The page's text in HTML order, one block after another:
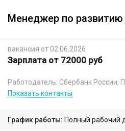
Менеджер по развитию
вакансия от 02.06.2026
Зарплата от 72000 руб
Работодатель: Сбербанк России,
Показать контакты
График работы: Полный рабочий